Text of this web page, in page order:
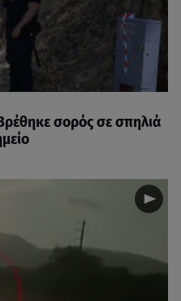
σορός σε σπηλιά